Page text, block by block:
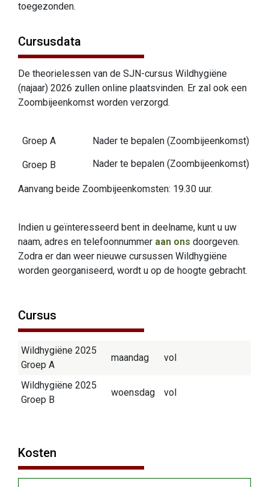
toegezonden.
Cursusdata
De theorielessen van de SJN-cursus Wildhygiëne
(najaar) 2026 zullen online plaatsvinden. Er zal ook een
Zoombijeenkomst worden verzorgd.
Groep A Nader te bepalen (Zoombijeenkomst)
Groep B Nader te bepalen (Zoombijeenkomst)
Aanvang beide Zoombijeenkomsten: 19.30 uur.
Indien u geïnteresseerd bent in deelname, kunt u uw
naam, adres en telefoonnummer aan ons doorgeven.
Zodra er dan weer nieuwe cursussen Wildhygiëne
worden georganiseerd, wordt u op de hoogte gebracht.
Cursus
Wildhygiëne 2025
Groep A
maandag vol
Wildhygiëne 2025
Groep B
woensdag vol
Kosten